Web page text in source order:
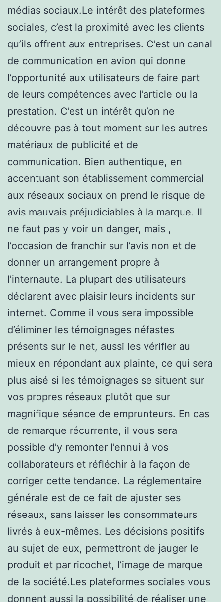
médias sociaux.Le intérêt des plateformes
sociales, c’est la proximité avec les clients
qu’ils offrent aux entreprises. C’est un canal
de communication en avion qui donne
l’opportunité aux utilisateurs de faire part
de leurs compétences avec l’article ou la
prestation. C’est un intérêt qu’on ne
découvre pas à tout moment sur les autres
matériaux de publicité et de
communication. Bien authentique, en
accentuant son établissement commercial
aux réseaux sociaux on prend le risque de
avis mauvais préjudiciables à la marque. Il
ne faut pas y voir un danger, mais ,
l’occasion de franchir sur l’avis non et de
donner un arrangement propre à
l’internaute. La plupart des utilisateurs
déclarent avec plaisir leurs incidents sur
internet. Comme il vous sera impossible
d’éliminer les témoignages néfastes
présents sur le net, aussi les vérifier au
mieux en répondant aux plainte, ce qui sera
plus aisé si les témoignages se situent sur
vos propres réseaux plutôt que sur
magnifique séance de emprunteurs. En cas
de remarque récurrente, il vous sera
possible d’y remonter l’ennui à vos
collaborateurs et réfléchir à la façon de
corriger cette tendance. La réglementaire
générale est de ce fait de ajuster ses
réseaux, sans laisser les consommateurs
livrés à eux-mêmes. Les décisions positifs
au sujet de eux, permettront de jauger le
produit et par ricochet, l’image de marque
de la société.Les plateformes sociales vous
donnent aussi la possibilité de réaliser une